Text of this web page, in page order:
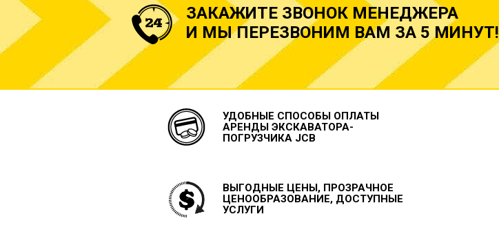
ЗАКАЖИТЕ ЗВОНОК МЕНЕДЖЕРА
И МЫ ПЕРЕЗВОНИМ ВАМ ЗА 5 МИНУТ!
УДОБНЫЕ СПОСОБЫ ОПЛАТЫ
АРЕНДЫ ЭКСКАВАТОРА-
ПОГРУЗЧИКА JCB
ВЫГОДНЫЕ ЦЕНЫ, ПРОЗРАЧНОЕ
ЦЕНООБРАЗОВАНИЕ, ДОСТУПНЫЕ
УСЛУГИ